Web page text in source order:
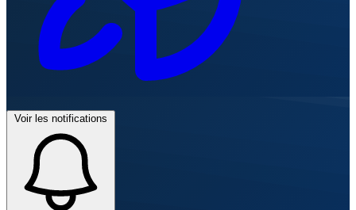
Voir les notifications